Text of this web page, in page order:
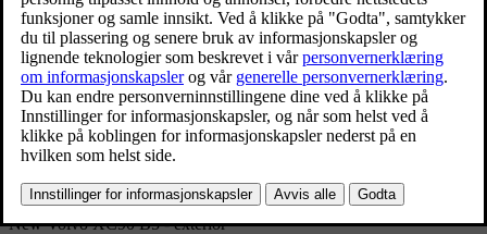
New Volvo XC90 B5 - exterior
11/26/2024
Bokmerke
Del
Last ned
New Volvo XC90 B5 - exterior